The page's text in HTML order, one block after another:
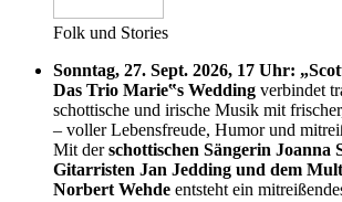
Folk und Stories
Sonntag, 27. Sept. 2026, 17 Uhr:
Das Trio Marie‟s Wedding verbindet
schottische und irische Musik mit
– voller Lebensfreude, Humor und
Mit derschottischen Sängerin Joanna
Gitarristen Jan Jedding und dem
Norbert Wehde entsteht ein